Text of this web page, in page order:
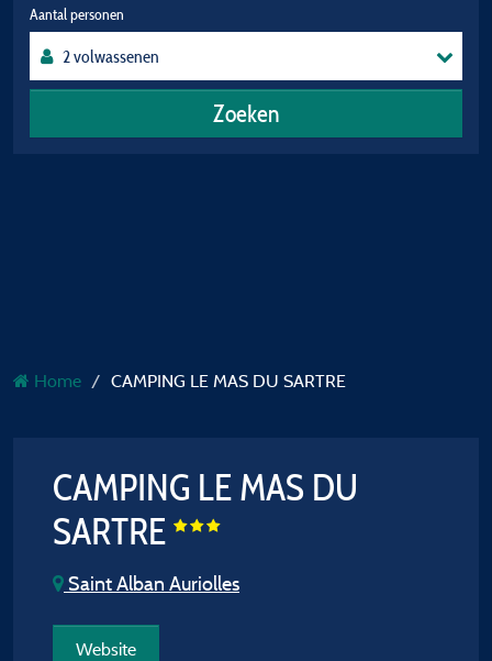
Aantal personen
Zoeken
Home CAMPING LE MAS DU SARTRE
CAMPING LE MAS DU
SARTRE
Saint Alban Auriolles
Website